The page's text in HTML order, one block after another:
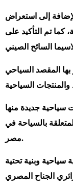
إلى استعراض
كما تم التأكيد على
بها المقصد السياحي
سياحية جديدة منها
بالسياحة في
مصر.
وبنية تحتية